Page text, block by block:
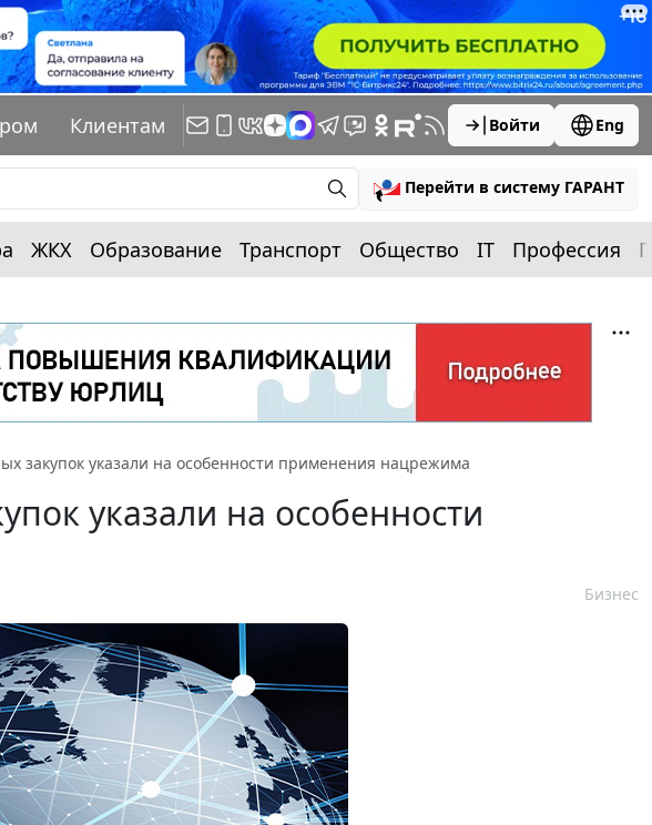
Клиентам Войти Eng
Перейти в систему ГАРАНТ
ЖКХ Образование Транспорт Общество IT Профессия
закупок указали на особенности применения нацрежима
указали на особенности
Бизнес